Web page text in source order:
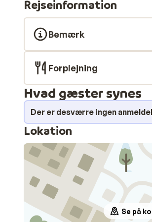
Rejseinformation
Bemærk
Forplejning
Hvad gæster synes
Der er desværre ingen
Lokation
Se på